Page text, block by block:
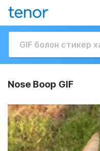
Nose Boop GIF